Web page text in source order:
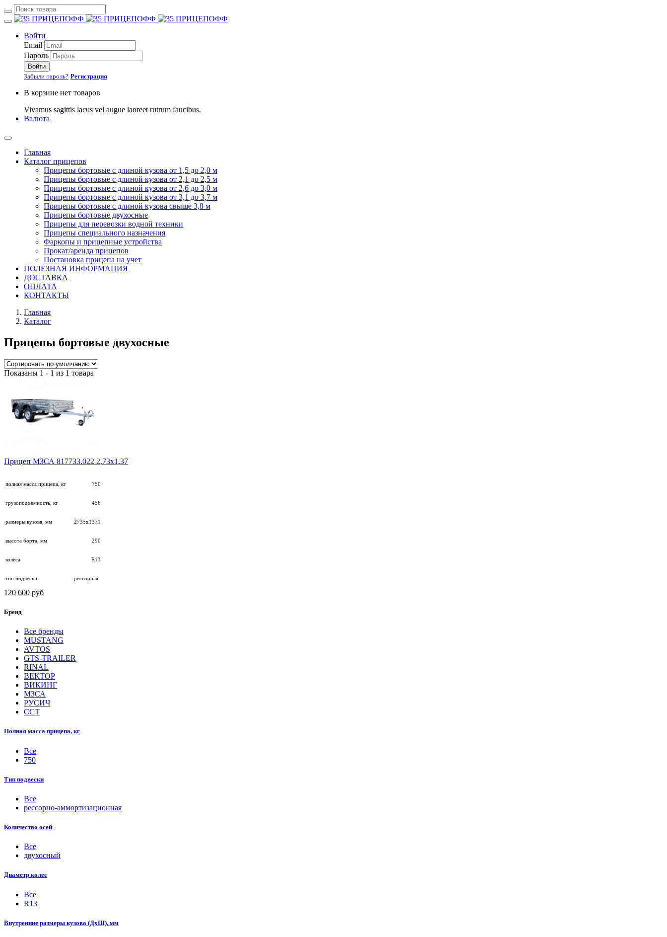
Войти
Email
Пароль
Войти
Забыли пароль? Регистрация
В корзине нет товаров
Vivamus sagittis lacus vel augue laoreet rutrum faucibus.
Валюта
Главная
Каталог прицепов
Прицепы бортовые с длиной кузова от 1,5 до 2,0 м
Прицепы бортовые с длиной кузова от 2,1 до 2,5 м
Прицепы бортовые с длиной кузова от 2,6 до 3,0 м
Прицепы бортовые с длиной кузова от 3,1 до 3,7 м
Прицепы бортовые с длиной кузова свыше 3,8 м
Прицепы бортовые двухосные
Прицепы для перевозки водной техники
Прицепы специального назначения
Фаркопы и прицепные устройства
Прокат/аренда прицепов
Постановка прицепа на учет
ПОЛЕЗНАЯ ИНФОРМАЦИЯ
ДОСТАВКА
ОПЛАТА
КОНТАКТЫ
Главная
Каталог
Прицепы бортовые двухосные
Показаны 1 - 1 из 1 товара
Прицеп МЗСА 817733.022 2,73х1,37
полная масса прицепа, кг 750
грузоподъемность, кг 456
размеры кузова, мм 2735х1371
высота борта, мм 290
колёса R13
тип подвески рессорная
120 600 руб
Бренд
Все бренды
MUSTANG
AVTOS
GTS-TRAILER
RINAL
ВЕКТОР
ВИКИНГ
МЗСА
РУСИЧ
ССТ
Полная масса прицепа, кг
Все
750
Тип подвески
Все
рессорно-аммортизационная
Количество осей
Все
двухосный
Диаметр колес
Все
R13
Внутренние размеры кузова (ДхШ), мм